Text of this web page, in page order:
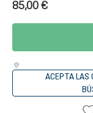
85,00 €
ACEPTA LAS